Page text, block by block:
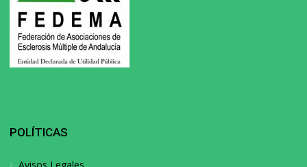
POLÍTICAS